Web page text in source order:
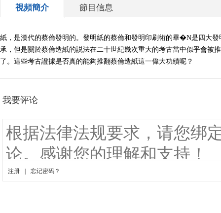
視頻簡介 節目信息
紙，是漢代的蔡倫發明的。發明紙的蔡倫和發明印刷術的畢�N是四大
承，但是關於蔡倫造紙的説法在二十世紀幾次重大的考古當中似乎會被
了。這些考古證據是否真的能夠推翻蔡倫造紙這一偉大功績呢？